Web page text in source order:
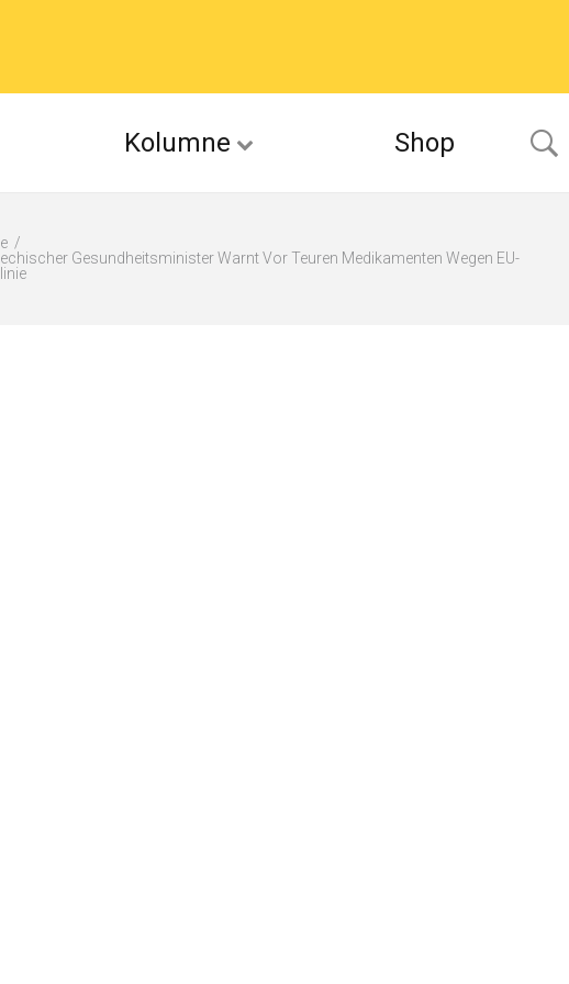
Kolumne Shop
Gesundheitsminister Warnt Vor Teuren Medikamenten Wegen EU-